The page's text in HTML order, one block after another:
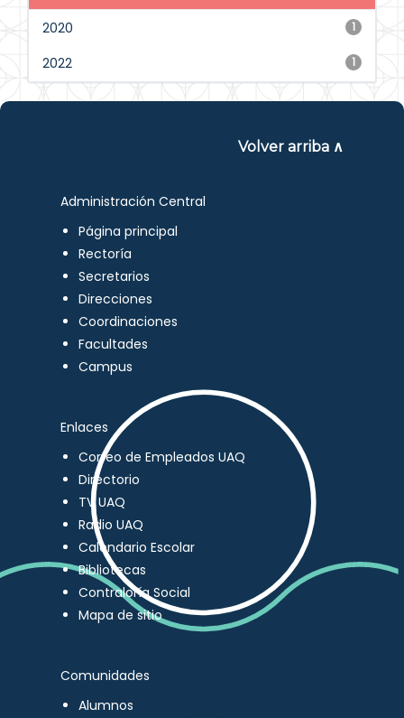
1
2020
1
2022
Volver arriba ∧
Administración Central
Página principal
Rectoría
Secretarios
Direcciones
Coordinaciones
Facultades
Campus
Enlaces
Correo de Empleados UAQ
Directorio
TV UAQ
Radio UAQ
Calendario Escolar
Bibliotecas
Contraloría Social
Mapa de sitio
Comunidades
Alumnos